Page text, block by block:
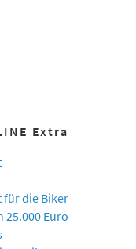
Extra
für die Biker
25.000 Euro